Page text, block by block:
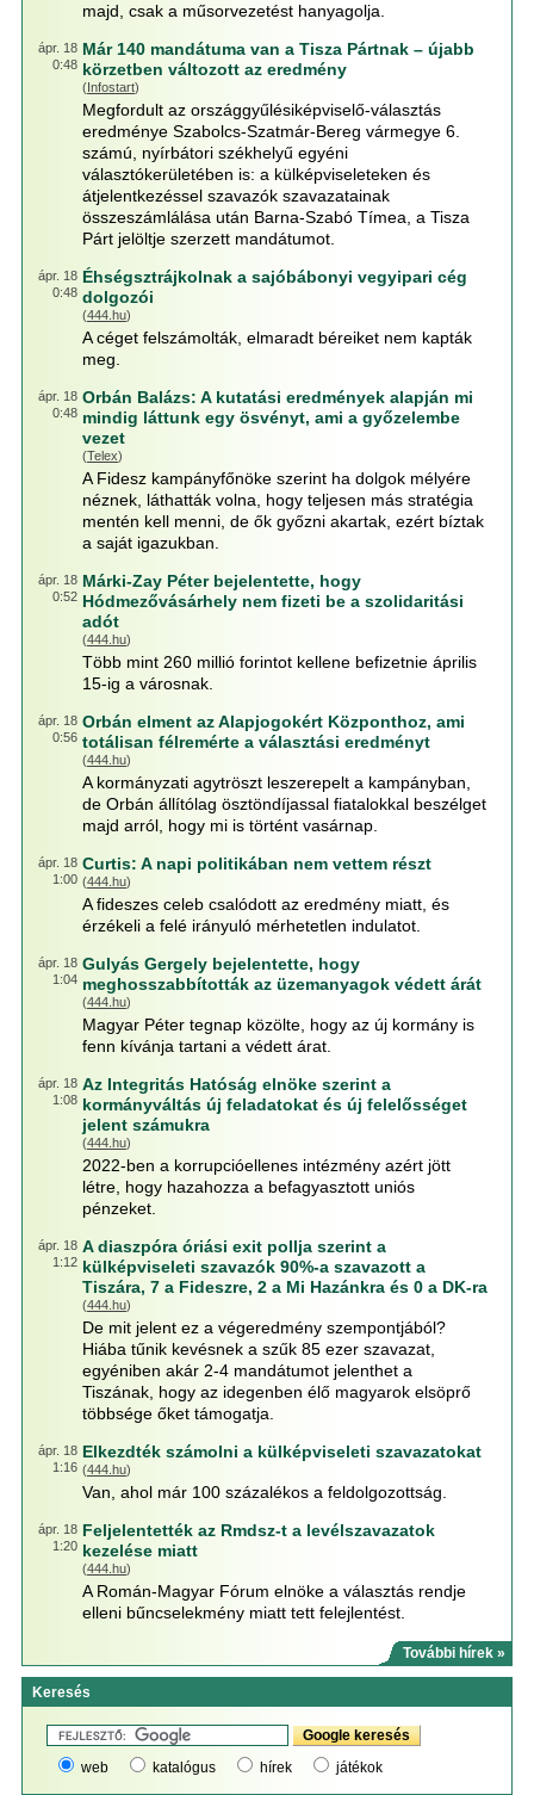
majd, csak a műsorvezetést hanyagolja.
ápr. 18
0:48
Már 140 mandátuma van a Tisza Pártnak – újabb
körzetben változott az eredmény
(Infostart)
Megfordult az országgyűlésiképviselő-választás
eredménye Szabolcs-Szatmár-Bereg vármegye 6.
számú, nyírbátori székhelyű egyéni
választókerületében is: a külképviseleteken és
átjelentkezéssel szavazók szavazatainak
összeszámlálása után Barna-Szabó Tímea, a Tisza
Párt jelöltje szerzett mandátumot.
ápr. 18
0:48
Éhségsztrájkolnak a sajóbábonyi vegyipari cég
dolgozói
(444.hu)
A céget felszámolták, elmaradt béreiket nem kapták
meg.
ápr. 18
0:48
Orbán Balázs: A kutatási eredmények alapján mi
mindig láttunk egy ösvényt, ami a győzelembe
vezet
(Telex)
A Fidesz kampányfőnöke szerint ha dolgok mélyére
néznek, láthatták volna, hogy teljesen más stratégia
mentén kell menni, de ők győzni akartak, ezért bíztak
a saját igazukban.
ápr. 18
0:52
Márki-Zay Péter bejelentette, hogy
Hódmezővásárhely nem fizeti be a szolidaritási
adót
(444.hu)
Több mint 260 millió forintot kellene befizetnie április
15-ig a városnak.
ápr. 18
0:56
Orbán elment az Alapjogokért Központhoz, ami
totálisan félremérte a választási eredményt
(444.hu)
A kormányzati agytröszt leszerepelt a kampányban,
de Orbán állítólag ösztöndíjassal fiatalokkal beszélget
majd arról, hogy mi is történt vasárnap.
ápr. 18
1:00
Curtis: A napi politikában nem vettem részt
(444.hu)
A fideszes celeb csalódott az eredmény miatt, és
érzékeli a felé irányuló mérhetetlen indulatot.
ápr. 18
1:04
Gulyás Gergely bejelentette, hogy
meghosszabbították az üzemanyagok védett árát
(444.hu)
Magyar Péter tegnap közölte, hogy az új kormány is
fenn kívánja tartani a védett árat.
ápr. 18
1:08
Az Integritás Hatóság elnöke szerint a
kormányváltás új feladatokat és új felelősséget
jelent számukra
(444.hu)
2022-ben a korrupcióellenes intézmény azért jött
létre, hogy hazahozza a befagyasztott uniós
pénzeket.
ápr. 18
1:12
A diaszpóra óriási exit pollja szerint a
külképviseleti szavazók 90%-a szavazott a
Tiszára, 7 a Fideszre, 2 a Mi Hazánkra és 0 a DK-ra
(444.hu)
De mit jelent ez a végeredmény szempontjából?
Hiába tűnik kevésnek a szűk 85 ezer szavazat,
egyéniben akár 2-4 mandátumot jelenthet a
Tiszának, hogy az idegenben élő magyarok elsöprő
többsége őket támogatja.
ápr. 18
1:16
Elkezdték számolni a külképviseleti szavazatokat
(444.hu)
Van, ahol már 100 százalékos a feldolgozottság.
ápr. 18
1:20
Feljelentették az Rmdsz-t a levélszavazatok
kezelése miatt
(444.hu)
A Román-Magyar Fórum elnöke a választás rendje
elleni bűncselekmény miatt tett felejlentést.
További hírek »
Keresés
web katalógus hírek játékok